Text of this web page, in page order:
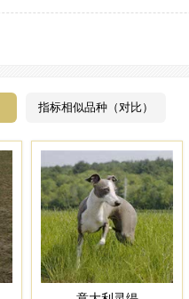
指标相似品种（对比）